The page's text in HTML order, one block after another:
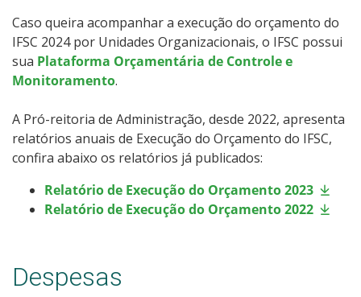
Caso queira acompanhar a execução do orçamento do
IFSC 2024 por Unidades Organizacionais, o IFSC possui
sua Plataforma Orçamentária de Controle e
Monitoramento.
A Pró-reitoria de Administração, desde 2022, apresenta
relatórios anuais de Execução do Orçamento do IFSC,
confira abaixo os relatórios já publicados:
Relatório de Execução do Orçamento 2023
Relatório de Execução do Orçamento 2022
Despesas